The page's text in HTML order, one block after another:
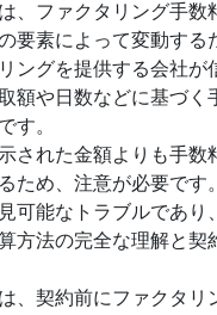
、ファクタリング手数
要素によって変動する
ングを提供する会社が
額や日数などに基づく
す。
された金額よりも手数
ため、注意が必要です。
可能なトラブルであり
方法の完全な理解と契
、契約前にファクタリ